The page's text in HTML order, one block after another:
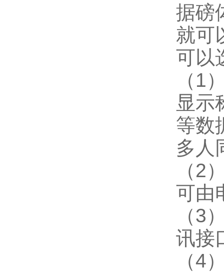
据磅
就可
可以
（1
显示
等数
多人
（2
可由
（3
讯接
（4